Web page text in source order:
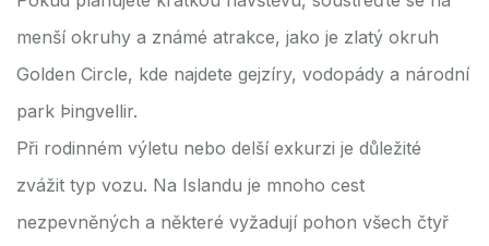
menší okruhy a známé atrakce, jako je zlatý okruh
Golden Circle, kde najdete gejzíry, vodopády a národní
park Þingvellir.
Při rodinném výletu nebo delší exkurzi je důležité
zvážit typ vozu. Na Islandu je mnoho cest
nezpevněných a některé vyžadují pohon všech čtyř